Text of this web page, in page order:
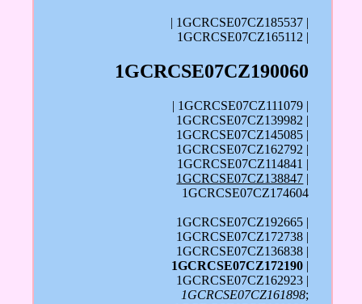
| 1GCRCSE07CZ185537 |
1GCRCSE07CZ165112 |
1GCRCSE07CZ190060
| 1GCRCSE07CZ111079 |
1GCRCSE07CZ139982 |
1GCRCSE07CZ145085 |
1GCRCSE07CZ162792 |
1GCRCSE07CZ114841 |
1GCRCSE07CZ138847 |
1GCRCSE07CZ174604
1GCRCSE07CZ192665 |
1GCRCSE07CZ172738 |
1GCRCSE07CZ136838 |
1GCRCSE07CZ172190 |
1GCRCSE07CZ162923 |
1GCRCSE07CZ161898;